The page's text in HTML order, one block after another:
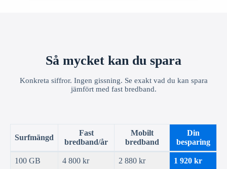
Så mycket kan du spara
Konkreta siffror. Ingen gissning. Se exakt vad du kan spara
jämfört med fast bredband.
Surfmängd
Fast
bredband/år
Mobilt
bredband
Din
besparing
100 GB 4 800 kr 2 880 kr 1 920 kr